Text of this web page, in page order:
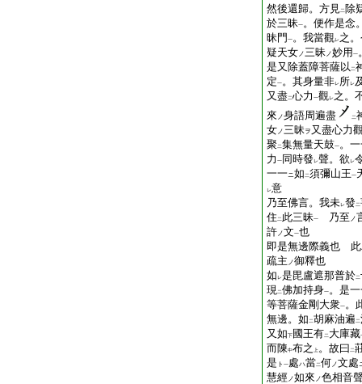
然後還歸。方見二 除
於三昧一。便作是念
昧門 一。我當觀レ之
疑天女ノ三昧ノ妙用 一
是又除蓋障菩薩以 二
定一。其身量非レ所レ
又盡二心力 一觀レ之。
來 ノ身語周遍盡 二
女ノ三昧ヲ 又盡心力
聚 二集無量天鼓一。
力 一 同時發 レ聲。欲 レ
一一ニ如 二須彌山王一
レ意
乃至佛言。我未レ發 二
住 二 此三昧一 乃至 ノ
許ノ文一也
即是無邊際義也 此
疏主 ノ御釋也
如 レ是毘盧遮那普於二
現二佛加持身一。是
等菩薩金剛大衆一。
無邊。如 二胡麻油遍 二
又如下 國王有二 大庫藏
而陳中布之 上 。故曰 二
是 ト 一處ハ當二何ノ文處
慧經ノ如來 ノ色相音